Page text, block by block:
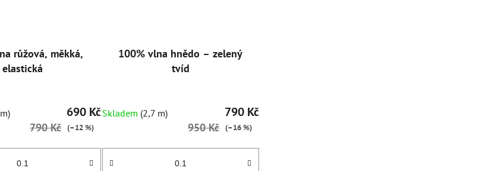
růžová, měkká,
elastická
690 Kč
790 Kč (–12 %)
100% vlna hnědo – zelený
tvíd
Skladem (2,7 m) 790 Kč
950 Kč (–16 %)